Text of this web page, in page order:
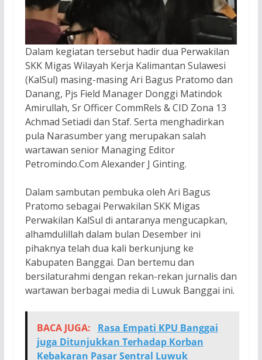
Dalam kegiatan tersebut hadir dua Perwakilan
SKK Migas Wilayah Kerja Kalimantan Sulawesi
(KalSul) masing-masing Ari Bagus Pratomo dan
Danang, Pjs Field Manager Donggi Matindok
Amirullah, Sr Officer CommRels & CID Zona 13
Achmad Setiadi dan Staf. Serta menghadirkan
pula Narasumber yang merupakan salah
wartawan senior Managing Editor
Petromindo.Com Alexander J Ginting.
Dalam sambutan pembuka oleh Ari Bagus
Pratomo sebagai Perwakilan SKK Migas
Perwakilan KalSul di antaranya mengucapkan,
alhamdulillah dalam bulan Desember ini
pihaknya telah dua kali berkunjung ke
Kabupaten Banggai. Dan bertemu dan
bersilaturahmi dengan rekan-rekan jurnalis dan
wartawan berbagai media di Luwuk Banggai ini.
BACA JUGA:
Rasa Empati KPU Banggai
juga Ditunjukkan Terhadap Korban
Kebakaran Pasar Sentral Luwuk